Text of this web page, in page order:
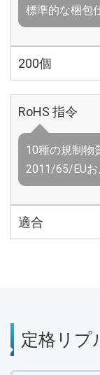
標準的な梱包
200個
RoHS 指令
10種の規制物
2011/65/EUお
適合
定格リプ